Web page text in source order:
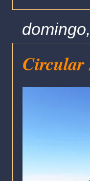
Circular